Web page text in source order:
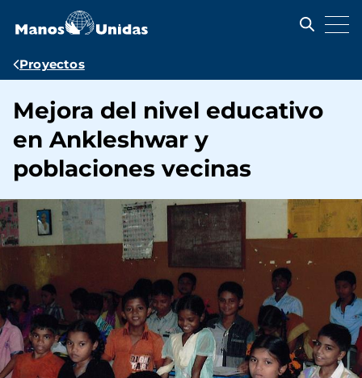
contenido
Ruta
navegación
Proyectos
Mejora del nivel educativo
en Ankleshwar y
poblaciones vecinas